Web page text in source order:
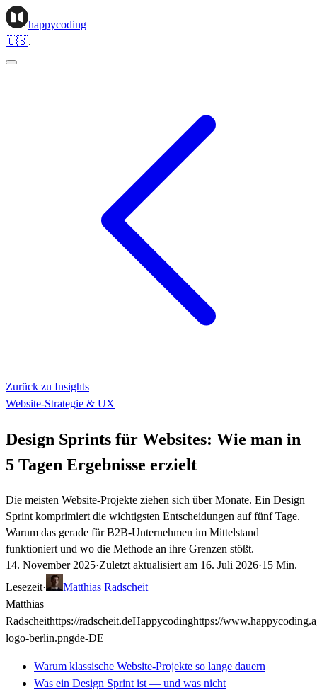
happycoding
🇺🇸.
Zurück zu Insights
Website-Strategie & UX
Design Sprints für Websites: Wie man in
5 Tagen Ergebnisse erzielt
Die meisten Website-Projekte ziehen sich über Monate. Ein Design
Sprint komprimiert die wichtigsten Entscheidungen auf fünf Tage.
Warum das gerade für B2B-Unternehmen im Mittelstand
funktioniert und wo die Methode an ihre Grenzen stößt.
14. November 2025·Zuletzt aktualisiert am 16. Juli 2026·15 Min.
Lesezeit·
Matthias Radscheit
Matthias
Radscheithttps://radscheit.deHappycodinghttps://
logo-berlin.pngde-DE
Warum klassische Website-Projekte so lange dauern
Was ein Design Sprint ist — und was nicht